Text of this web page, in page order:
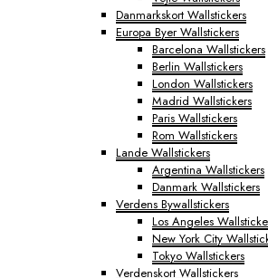
Danmarkskort Wallstickers
Europa Byer Wallstickers
Barcelona Wallstickers
Berlin Wallstickers
London Wallstickers
Madrid Wallstickers
Paris Wallstickers
Rom Wallstickers
Lande Wallstickers
Argentina Wallstickers
Danmark Wallstickers
Verdens Bywallstickers
Los Angeles
New York City
Tokyo Wallstickers
Verdenskort Wallstickers